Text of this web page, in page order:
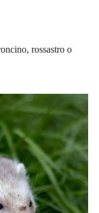
rossastro o